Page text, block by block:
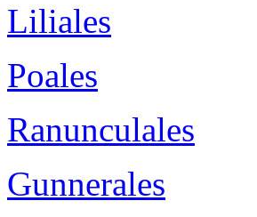
Liliales
Poales
Ranunculales
Gunnerales